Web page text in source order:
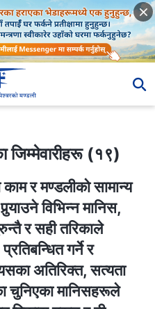
जिम्‍मेवारीहरू (१९)
र मण्डलीको सामान्य
विभिन्‍न मानिस,
र सही तरिकाले
गर्ने र
अतिरिक्त, सत्यता
चुनिएका मानिसहरूले